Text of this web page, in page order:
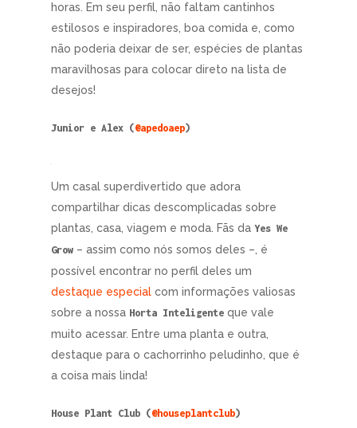
horas. Em seu perfil, não faltam cantinhos
estilosos e inspiradores, boa comida e, como
não poderia deixar de ser, espécies de plantas
maravilhosas para colocar direto na lista de
desejos!
Junior e Alex (@apedoaep)
Um casal superdivertido que adora
compartilhar dicas descomplicadas sobre
plantas, casa, viagem e moda. Fãs daYes We
Grow – assim como nós somos deles –, é
possível encontrar no perfil deles um
destaque especial com informações valiosas
sobre a nossa Horta Inteligente que vale
muito acessar. Entre uma planta e outra,
destaque para o cachorrinho peludinho, que é
a coisa mais linda!
House Plant Club (@houseplantclub)